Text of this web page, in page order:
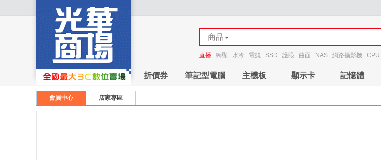
商品
商店
直播 獨顯 水冷 電競 SSD 護眼 曲面 NAS 網路攝影機 CPU
折價券 筆記型電腦 主機板 顯示卡 記憶體
會員中心 店家專區